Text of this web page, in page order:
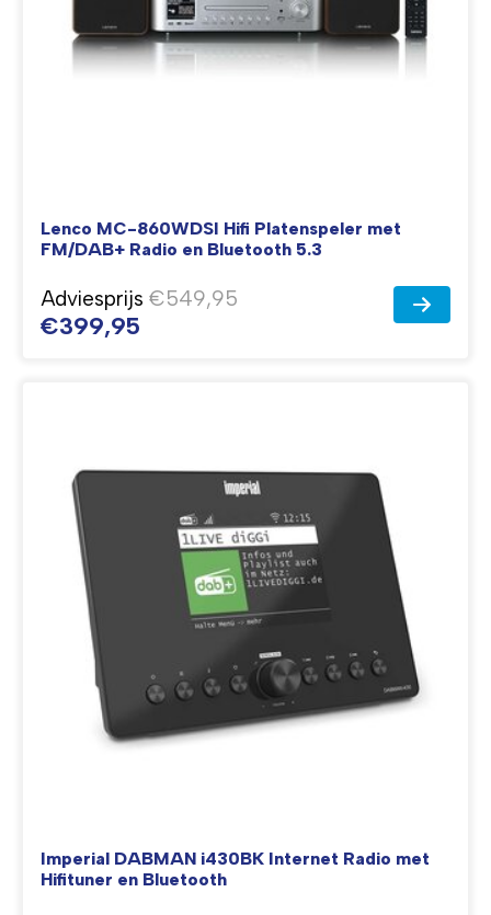
Lenco MC-860WDSI Hifi Platenspeler met
FM/DAB+ Radio en Bluetooth 5.3
Adviesprijs €549,95
€399,95
Imperial DABMAN i430BK Internet Radio met
Hifituner en Bluetooth